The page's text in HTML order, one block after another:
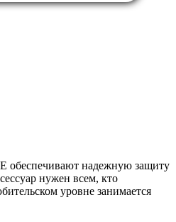
обеспечивают надежную защиту
нужен всем, кто
уровне занимается